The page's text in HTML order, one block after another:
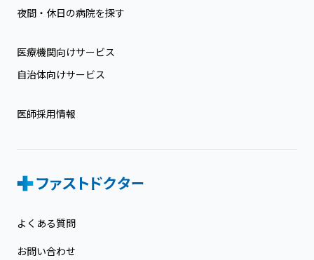
夜間・休日の病院を探す
医療機関向けサービス
自治体向けサービス
医師採用情報
よくある質問
お問い合わせ